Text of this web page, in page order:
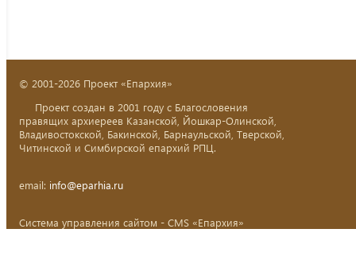
© 2001-2026 Проект «Епархия»
Проект создан в 2001 году с Благословения
правящих архиереев Казанской, Йошкар-Олинской,
Владивостокской, Бакинской, Барнаульской, Тверской,
Читинской и Симбирской епархий РПЦ.
email: info@eparhia.ru
Система управления сайтом - CMS «Епархия»